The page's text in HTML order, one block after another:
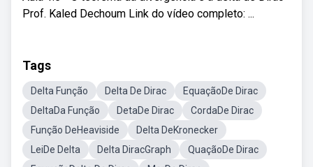
Prof. Kaled Dechoum Link do vídeo completo: ...
Tags
Delta Função Delta De Dirac
EquaçãoDe Dirac
DeltaDa Função
DetaDe Dirac
CordaDe Dirac
Função DeHeaviside
Delta DeKronecker
LeiDe Delta
Delta DiracGraph
QuaçãoDe Dirac